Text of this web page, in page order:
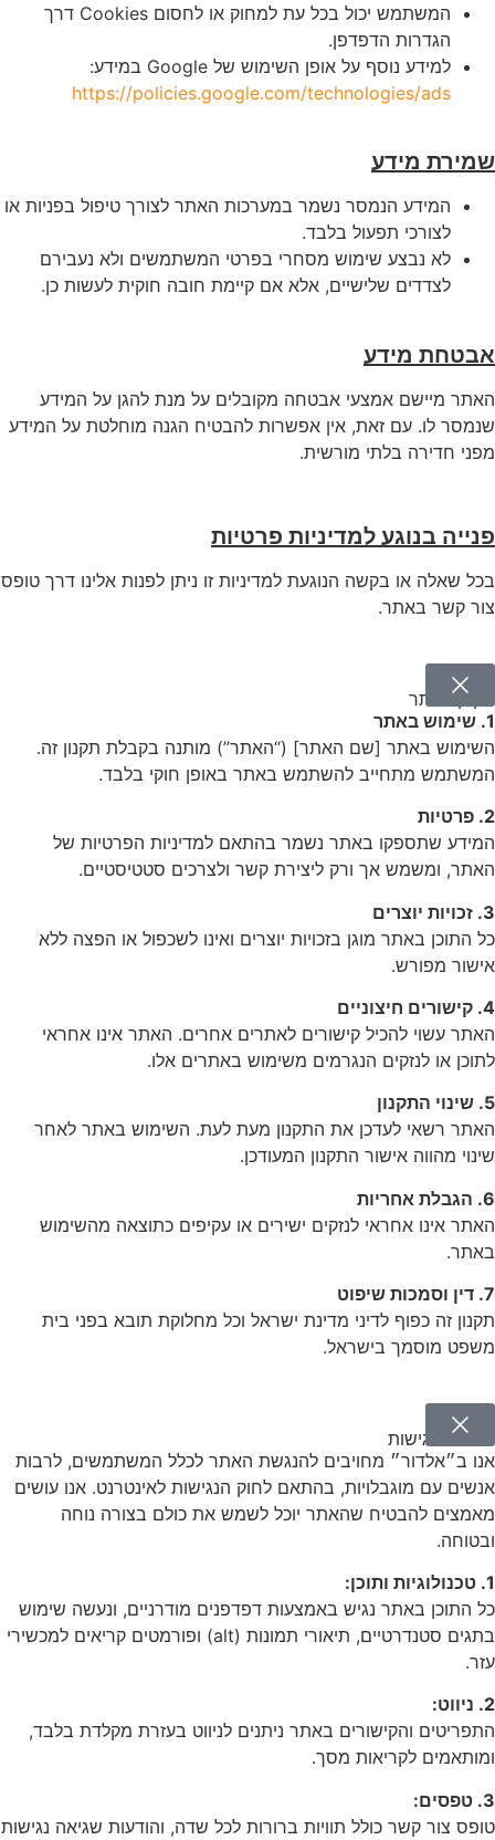
המשתמש יכול בכל עת למחוק או לחסום Cookies דרך
הגדרות הדפדפן.
למידע נוסף על אופן השימוש של Google במידע:
https://policies.google.com/technologies/ads
שמירת מידע
המידע הנמסר נשמר במערכות האתר לצורך טיפול בפניות או
לצורכי תפעול בלבד.
לא נבצע שימוש מסחרי בפרטי המשתמשים ולא נעבירם
לצדדים שלישיים, אלא אם קיימת חובה חוקית לעשות כן.
אבטחת מידע
האתר מיישם אמצעי אבטחה מקובלים על מנת להגן על המידע
שנמסר לו. עם זאת, אין אפשרות להבטיח הגנה מוחלטת על המידע
מפני חדירה בלתי מורשית.
פנייה בנוגע למדיניות פרטיות
בכל שאלה או בקשה הנוגעת למדיניות זו ניתן לפנות אלינו דרך טופס
צור קשר באתר.
תקנון האתר
1. שימוש באתר
השימוש באתר [שם האתר] (“האתר”) מותנה בקבלת תקנון זה.
המשתמש מתחייב להשתמש באתר באופן חוקי בלבד.
2. פרטיות
המידע שתספקו באתר נשמר בהתאם למדיניות הפרטיות של
האתר, ומשמש אך ורק ליצירת קשר ולצרכים סטטיסטיים.
3. זכויות יוצרים
כל התוכן באתר מוגן בזכויות יוצרים ואינו לשכפול או הפצה ללא
אישור מפורש.
4. קישורים חיצוניים
האתר עשוי להכיל קישורים לאתרים אחרים. האתר אינו אחראי
לתוכן או לנזקים הנגרמים משימוש באתרים אלו.
5. שינוי התקנון
האתר רשאי לעדכן את התקנון מעת לעת. השימוש באתר לאחר
שינוי מהווה אישור התקנון המעודכן.
6. הגבלת אחריות
האתר אינו אחראי לנזקים ישירים או עקיפים כתוצאה מהשימוש
באתר.
7. דין וסמכות שיפוט
תקנון זה כפוף לדיני מדינת ישראל וכל מחלוקת תובא בפני בית
משפט מוסמך בישראל.
הצהרת נגישות
אנו ב״אלדור״ מחויבים להנגשת האתר לכלל המשתמשים, לרבות
אנשים עם מוגבלויות, בהתאם לחוק הנגישות לאינטרנט. אנו עושים
מאמצים להבטיח שהאתר יוכל לשמש את כולם בצורה נוחה
ובטוחה.
1. טכנולוגיות ותוכן:
כל התוכן באתר נגיש באמצעות דפדפנים מודרניים, ונעשה שימוש
בתגים סטנדרטיים, תיאורי תמונות (alt) ופורמטים קריאים למכשירי
עזר.
2. ניווט:
התפריטים והקישורים באתר ניתנים לניווט בעזרת מקלדת בלבד,
ומותאמים לקריאות מסך.
3. טפסים:
טופס צור קשר כולל תוויות ברורות לכל שדה, והודעות שגיאה נגישות